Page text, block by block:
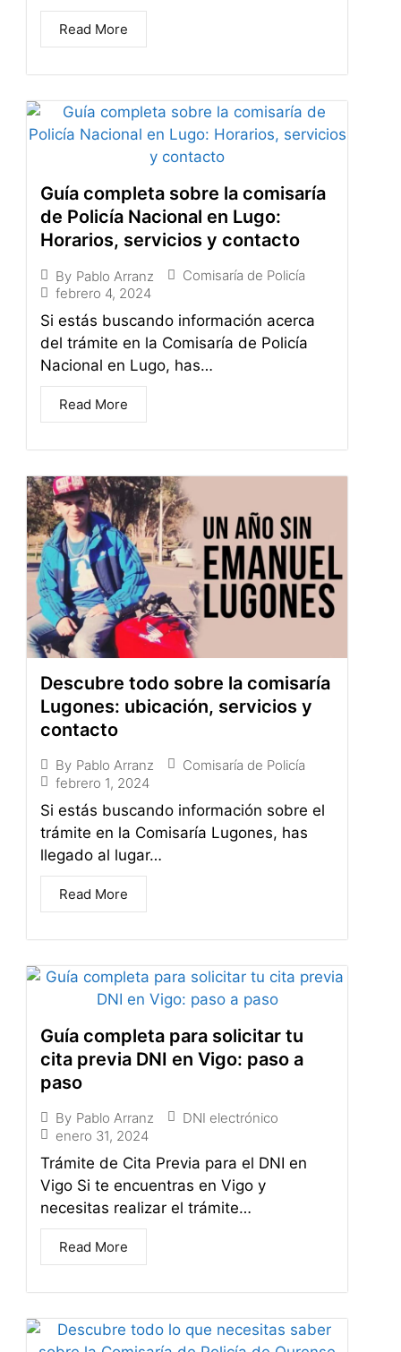
Read More
Guía completa sobre la comisaría
de Policía Nacional en Lugo:
Horarios, servicios y contacto
By Pablo Arranz
Comisaría de Policía
febrero 4, 2024
Si estás buscando información acerca
del trámite en la Comisaría de Policía
Nacional en Lugo, has…
Read More
Descubre todo sobre la comisaría
Lugones: ubicación, servicios y
contacto
By Pablo Arranz
Comisaría de Policía
febrero 1, 2024
Si estás buscando información sobre el
trámite en la Comisaría Lugones, has
llegado al lugar…
Read More
Guía completa para solicitar tu
cita previa DNI en Vigo: paso a
paso
By Pablo Arranz
DNI electrónico
enero 31, 2024
Trámite de Cita Previa para el DNI en
Vigo Si te encuentras en Vigo y
necesitas realizar el trámite…
Read More